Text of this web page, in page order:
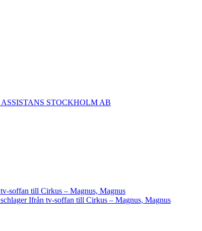
STOCKHOLM AB
soffan till Cirkus – Magnus, Magnus
Ifrån tv-soffan till Cirkus – Magnus, Magnus